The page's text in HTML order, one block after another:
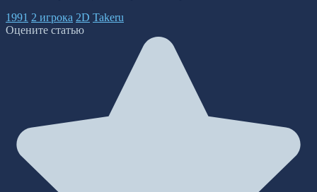
1991 2 игрока 2D Takeru
Оцените статью